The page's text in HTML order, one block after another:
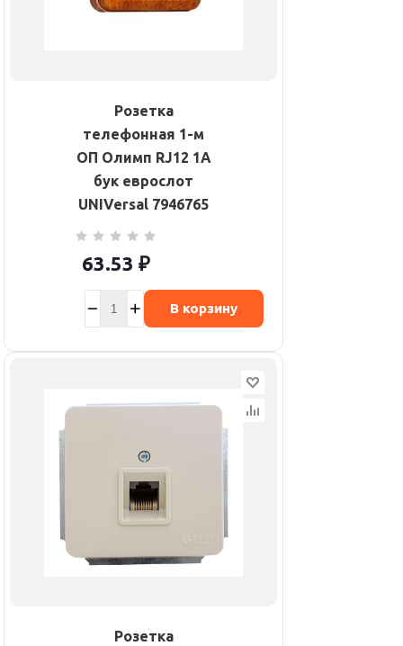
Розетка
телефонная 1-м
ОП Олимп RJ12 1А
бук еврослот
UNIVersal 7946765
63.53 ₽
В корзину
Розетка